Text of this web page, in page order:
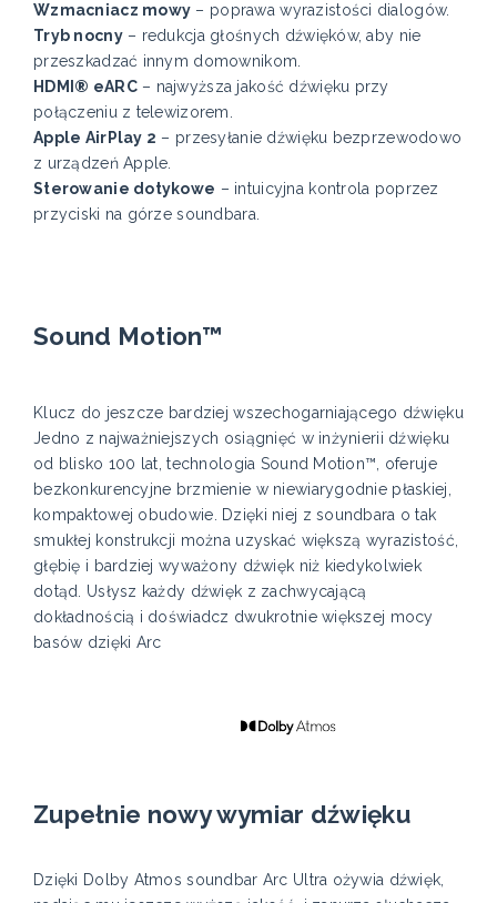
Wzmacniacz mowy – poprawa wyrazistości dialogów.
Tryb nocny– redukcja głośnych dźwięków, aby nie
przeszkadzać innym domownikom.
HDMI® eARC– najwyższa jakość dźwięku przy
połączeniu z telewizorem.
Apple AirPlay 2 – przesyłanie dźwięku bezprzewodowo
z urządzeń Apple.
Sterowanie dotykowe – intuicyjna kontrola poprzez
przyciski na górze soundbara.
Sound Motion™
Klucz do jeszcze bardziej wszechogarniającego dźwięku
Jedno z najważniejszych osiągnięć w inżynierii dźwięku
od blisko 100 lat, technologia Sound Motion™, oferuje
bezkonkurencyjne brzmienie w niewiarygodnie płaskiej,
kompaktowej obudowie. Dzięki niej z soundbara o tak
smukłej konstrukcji można uzyskać większą wyrazistość,
głębię i bardziej wyważony dźwięk niż kiedykolwiek
dotąd. Usłysz każdy dźwięk z zachwycającą
dokładnością i doświadcz dwukrotnie większej mocy
basów dzięki Arc
Zupełnie nowy wymiar dźwięku
Dzięki Dolby Atmos soundbar Arc Ultra ożywia dźwięk,